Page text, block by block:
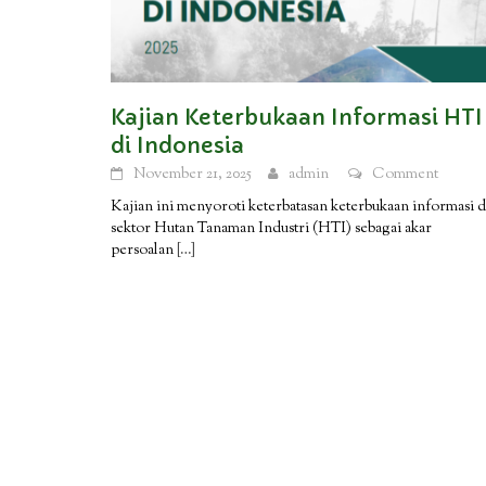
Kajian Keterbukaan Informasi HTI
di Indonesia
November 21, 2025 admin
Comment
Kajian ini menyoroti keterbatasan keterbukaan informasi
sektor Hutan Tanaman Industri (HTI) sebagai akar
persoalan […]